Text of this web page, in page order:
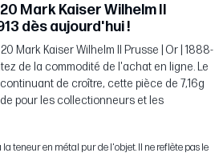
Mark Kaiser Wilhelm II
dès aujourd'hui !
Mark Kaiser Wilhelm II Prusse | Or | 1888-
de la commodité de l'achat en ligne. Le
de croître, cette pièce de 7,16g
pour les collectionneurs et les
teneur en métal pur de l'objet. Il ne reflète pas le